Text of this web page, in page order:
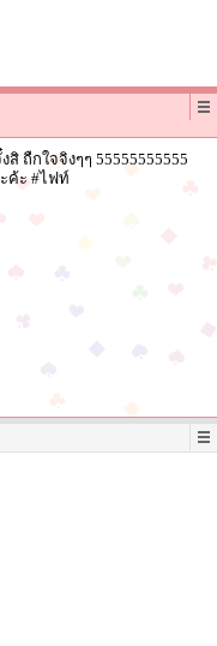
ถืกใจจิงๆๆ 55555555555
ค้ะ #ไฟท์